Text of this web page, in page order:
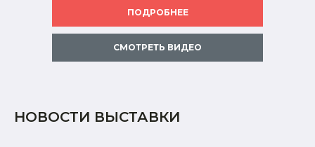
ПОДРОБНЕЕ
СМОТРЕТЬ ВИДЕО
НОВОСТИ ВЫСТАВКИ